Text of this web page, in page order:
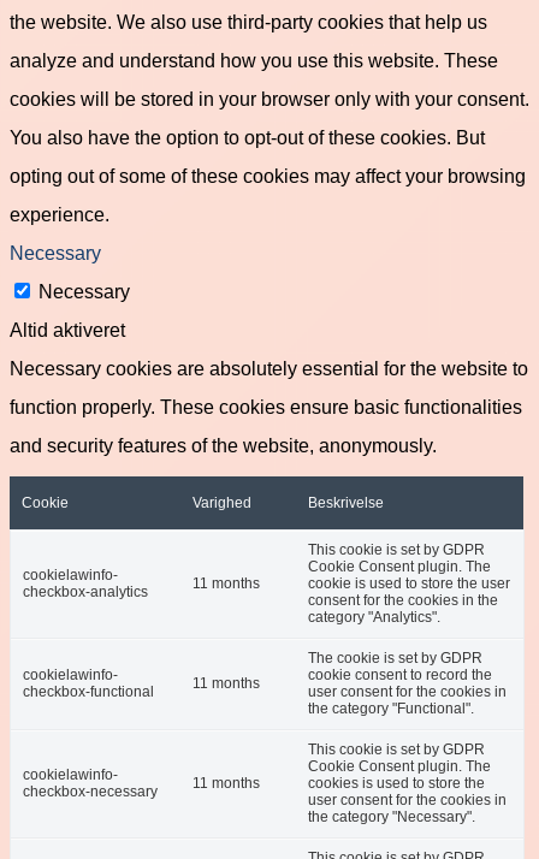
the website. We also use third-party cookies that help us
analyze and understand how you use this website. These
cookies will be stored in your browser only with your consent.
You also have the option to opt-out of these cookies. But
opting out of some of these cookies may affect your browsing
experience.
Necessary
Necessary
Altid aktiveret
Necessary cookies are absolutely essential for the website to
function properly. These cookies ensure basic functionalities
and security features of the website, anonymously.
Cookie Varighed Beskrivelse
cookielawinfo-
checkbox-analytics
11 months
This cookie is set by GDPR
Cookie Consent plugin. The
cookie is used to store the user
consent for the cookies in the
category "Analytics".
cookielawinfo-
checkbox-functional
11 months
The cookie is set by GDPR
cookie consent to record the
user consent for the cookies in
the category "Functional".
cookielawinfo-
checkbox-necessary
11 months
This cookie is set by GDPR
Cookie Consent plugin. The
cookies is used to store the
user consent for the cookies in
the category "Necessary".